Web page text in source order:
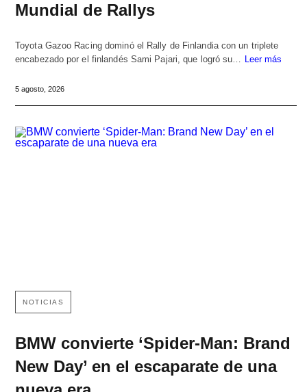
Mundial de Rallys
Toyota Gazoo Racing dominó el Rally de Finlandia con un triplete
encabezado por el finlandés Sami Pajari, que logró su… Leer más
5 agosto, 2026
NOTICIAS
BMW convierte ‘Spider-Man: Brand
New Day’ en el escaparate de una